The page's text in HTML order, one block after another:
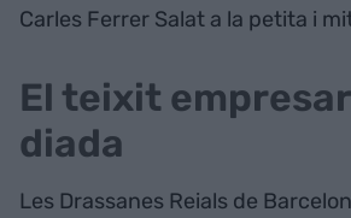
Carles Ferrer Salat a la petita i
El teixit
diada
Les Drassanes Reials de